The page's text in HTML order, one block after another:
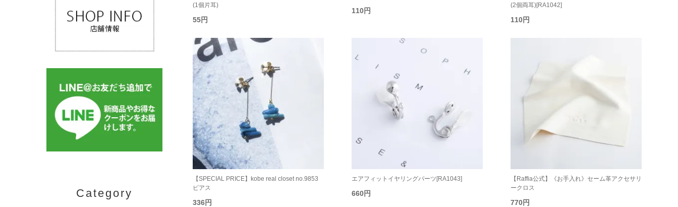
(1個片耳)
55円
110円
(2個両耳)[RA1042]
110円
【SPECIAL PRICE】kobe real closet no.9853
ピアス
336円
エアフィットイヤリングパーツ[RA1043]
660円
【Raffia公式】《お手入れ》セーム革アクセサリ
ークロス
770円
Category